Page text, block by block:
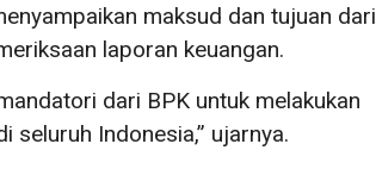
maksud dan tujuan dari
laporan keuangan.
dari BPK untuk melakukan
seluruh Indonesia,” ujarnya.